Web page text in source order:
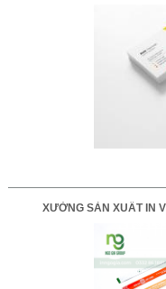
XƯỞNG SẢN XUẤT IN